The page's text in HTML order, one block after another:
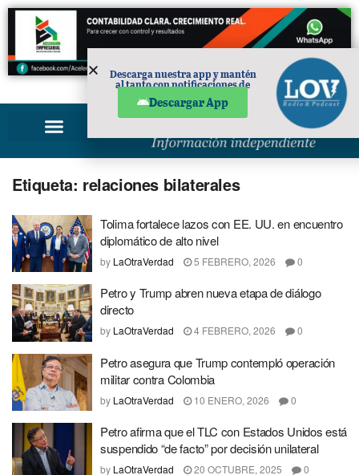
PUBLICIDAD
Etiqueta: relaciones bilaterales
Tolima fortalece lazos con EE. UU. en encuentro
diplomático de alto nivel
by LaOtraVerdad 5 FEBRERO, 2026 0
Petro y Trump abren nueva etapa de diálogo
directo
by LaOtraVerdad 4 FEBRERO, 2026 0
Petro asegura que Trump contempló operación
militar contra Colombia
by LaOtraVerdad 10 ENERO, 2026 0
Petro afirma que el TLC con Estados Unidos está
suspendido “de facto” por decisión unilateral
by LaOtraVerdad 20 OCTUBRE, 2025 0
Descarga nuestra app y mantén
al tanto con notificaciones de
Descargar App